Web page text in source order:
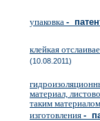
упаковка -
клейкая
(10.08.2011)
материал,
таким
изготовления -